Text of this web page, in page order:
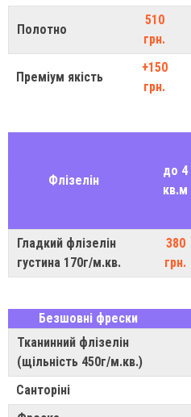
Полотно
510
грн.
Преміум якість
+150
грн.
Флізелін
до 4
кв.м
Гладкий флізелін
густина 170г/м.кв.
380
грн.
Безшовні фрески
Тканинний флізелін
(щільність 450г/м.кв.)
Санторіні